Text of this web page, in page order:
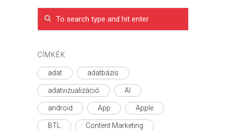
CÍMKÉK
adat adatbázis
adatvizualizáció AI
android App Apple
BTL Content Marketing